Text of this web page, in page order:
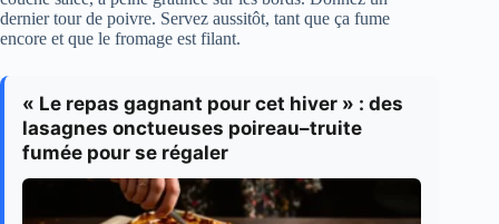
dernier tour de poivre. Servez aussitôt, tant que ça fume
encore et que le fromage est filant.
« Le repas gagnant pour cet hiver » : des
lasagnes onctueuses poireau–truite
fumée pour se régaler